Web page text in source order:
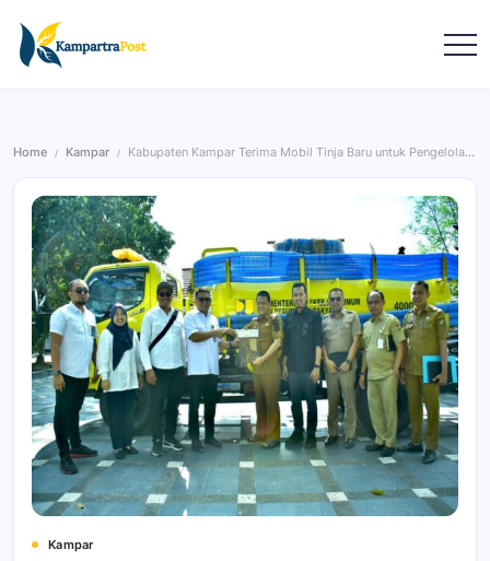
Home / Kampar / Kabupaten Kampar Terima Mobil Tinja Baru untuk Pengelolaan Limbah
Kampar